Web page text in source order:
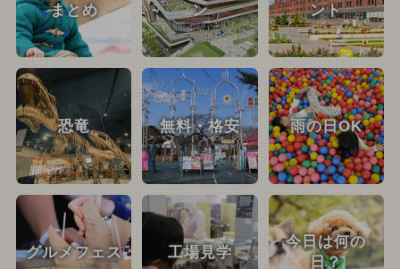
まとめ
ン
ント
恐竜 無料・格安 雨の日OK
グルメフェス 工場見学
今日は何の
日？